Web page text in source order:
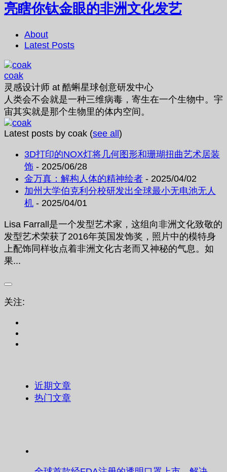
亮瞎你钛金眼的非洲文化发艺
About
Latest Posts
coak
灵感设计师 at 酷蝌星球创意研发中心
人类会不会就是一种三维病毒，寄生在一个生物中。宇
宙其实就是那个生物里的体内空间。
Latest posts by coak (see all)
3D打印的NOX灯将几何图形和珊瑚扭曲艺术居装
饰 - 2025/06/28
金万真：解构人体的精神绘者 - 2025/04/02
加州大学伯克利分校研发出全球最小无电池无人
机 - 2025/04/01
Lisa Farrall是一个发型艺术家，这组向非洲文化致敬的
发型艺术荣获了2016年英国发饰奖，照片中的模特身
上配饰同样妆点着非洲文化古老而又神秘的气息。如
果...
关注:
近期文章
热门文章